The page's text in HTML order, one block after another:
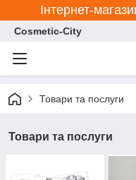
Інтернет-
Cosmetic-City
Товари та послуги
Товари та послуги